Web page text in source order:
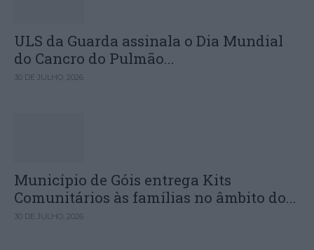
ULS da Guarda assinala o Dia Mundial
do Cancro do Pulmão...
30 DE JULHO, 2026
Município de Góis entrega Kits
Comunitários às famílias no âmbito do...
30 DE JULHO, 2026